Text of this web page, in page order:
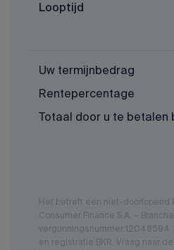
Looptijd
Uw termijnbedrag
Rentepercentage
Totaal door u te betalen
Het betreft een niet-doorlopend
Consumer Finance S.A. –
vergunningsnummer 12048594.
en registratie BKR. Vraag naar